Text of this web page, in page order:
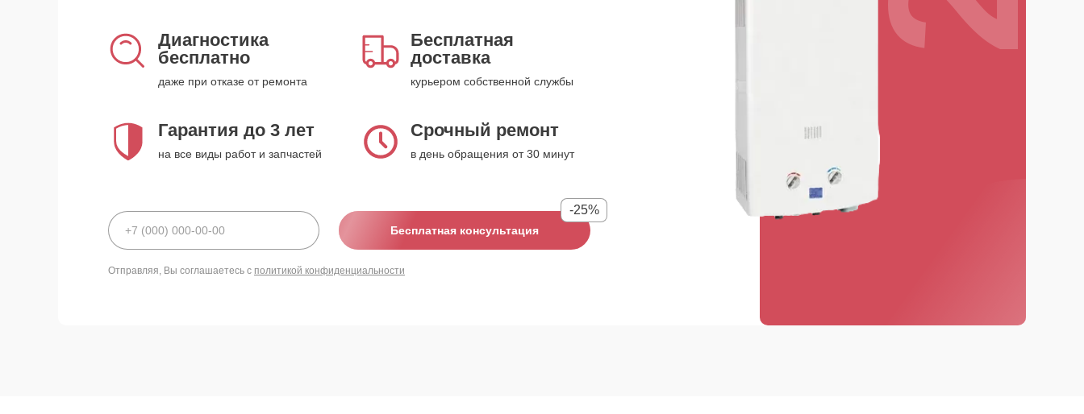
Диагностика
бесплатно
даже при отказе от ремонта
Бесплатная
доставка
курьером собственной службы
Гарантия до 3 лет
на все виды работ и запчастей
Срочный ремонт
в день обращения от 30 минут
Бесплатная консультация
-25%
Отправляя, Вы соглашаетесь с политикой конфиденциальности